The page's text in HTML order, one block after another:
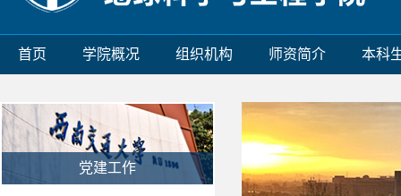
首页 学院概况 组织机构 师资简介 本科
党建工作